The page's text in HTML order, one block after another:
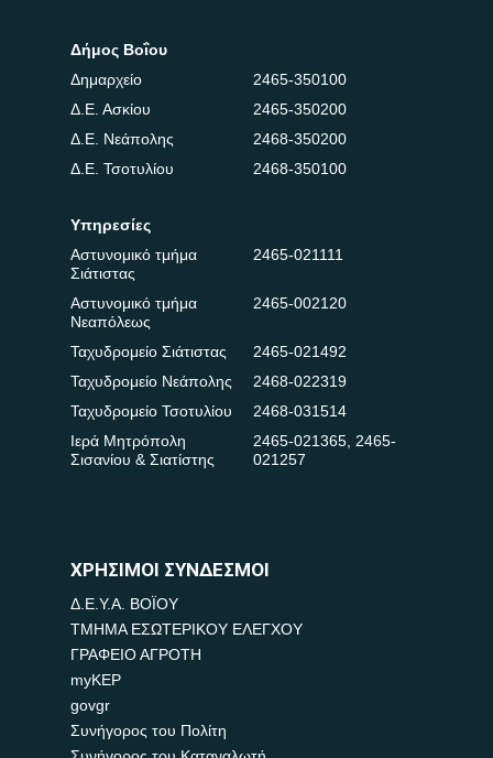
Δήμος Βοΐου
Δημαρχείο
2465-350100
Δ.Ε. Ασκίου
2465-350200
Δ.Ε. Νεάπολης
2468-350200
Δ.Ε. Τσοτυλίου
2468-350100
Υπηρεσίες
Αστυνομικό τμήμα
Σιάτιστας
2465-021111
Αστυνομικό τμήμα
Νεαπόλεως
2465-002120
Ταχυδρομείο Σιάτιστας
2465-021492
Ταχυδρομείο Νεάπολης
2468-022319
Ταχυδρομείο Τσοτυλίου
2468-031514
Ιερά Μητρόπολη
Σισανίου & Σιατίστης
2465-021365, 2465-
021257
ΧΡΗΣΙΜΟΙ ΣΥΝΔΕΣΜΟΙ
Δ.Ε.Υ.Α. ΒΟΪΟΥ
ΤΜΗΜΑ ΕΣΩΤΕΡΙΚΟΥ ΕΛΕΓΧΟΥ
ΓΡΑΦΕΙΟ ΑΓΡΟΤΗ
myKEP
govgr
Συνήγορος του Πολίτη